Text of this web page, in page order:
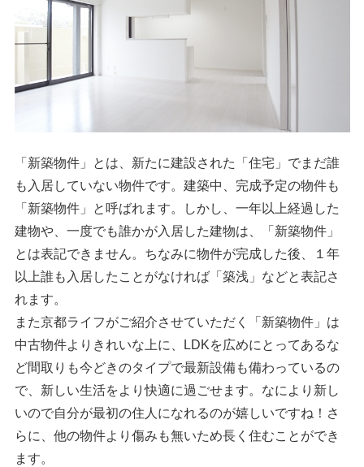
「新築物件」とは、新たに建設された「住宅」でまだ誰
も入居していない物件です。建築中、完成予定の物件も
「新築物件」と呼ばれます。しかし、一年以上経過した
建物や、一度でも誰かが入居した建物は、「新築物件」
とは表記できません。ちなみに物件が完成した後、１年
以上誰も入居したことがなければ「築浅」などと表記さ
れます。
また京都ライフがご紹介させていただく「新築物件」は
中古物件よりきれいな上に、LDKを広めにとってあるな
ど間取りも今どきのタイプで最新設備も備わっているの
で、新しい生活をより快適に過ごせます。なにより新し
いので自分が最初の住人になれるのが嬉しいですね！さ
らに、他の物件より傷みも無いため長く住むことができ
ます。